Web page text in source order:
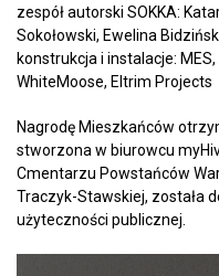
zespół autorski SOKKA:
Sokołowski, Ewelina
konstrukcja i instalacje:
WhiteMoose, Eltrim Projects
Nagrodę Mieszkańców
stworzona w biurowcu
Cmentarzu Powstańców
Traczyk-Stawskiej, została
użyteczności publicznej.